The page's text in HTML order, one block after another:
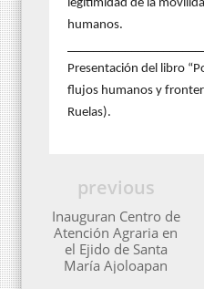
legitimidad de la
humanos.
Presentación del libro
flujos humanos y
Ruelas).
previous
Inauguran Centro de
Atención Agraria en
el Ejido de Santa
María Ajoloapan